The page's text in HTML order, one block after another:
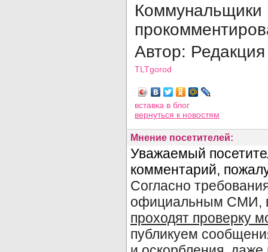
Автор:
TLTgorod
вставка в блог
вернуться к новостям
Мнение посетителей: